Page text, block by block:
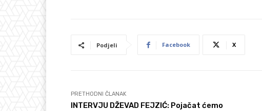
Podjeli Facebook X
PRETHODNI ČLANAK
INTERVJU DŽEVAD FEJZIĆ: Pojačat ćemo